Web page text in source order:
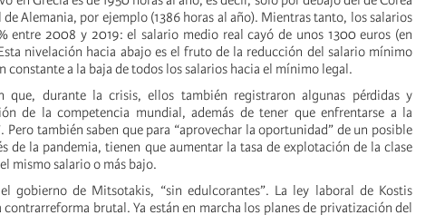
Alemania, por ejemplo (1386 horas al año). Mientras tanto, los salarios
entre 2008 y 2019: el salario medio real cayó de unos 1300 euros (en
nivelación hacia abajo es el fruto de la reducción del salario mínimo
constante a la baja de todos los salarios hacia el mínimo legal.
que, durante la crisis, ellos también registraron algunas pérdidas y
de la competencia mundial, además de tener que enfrentarse a la
Pero también saben que para “aprovechar la oportunidad” de un posible
de la pandemia, tienen que aumentar la tasa de explotación de la clase
mismo salario o más bajo.
gobierno de Mitsotakis, “sin edulcorantes”. La ley laboral de Kostis
contrarreforma brutal. Ya están en marcha los planes de privatización del